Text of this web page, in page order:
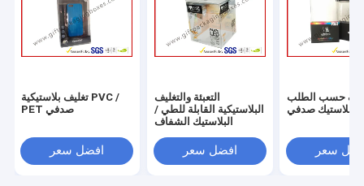
تغليف بلاستيكية PVC /
PET صدفي
افضل سعر
التعبئة والتغليف
البلاستيكية القابلة للطي /
البلاستيك الشفاف
افضل سعر
حسب الطلب
البلاستيك صدفي
سعر